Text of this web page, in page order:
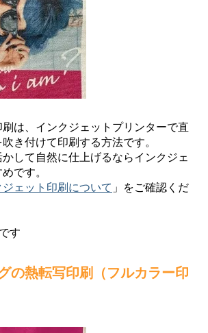
は、インクジェットプリンターで直
き付けて印刷する方法です。
して自然に仕上げるならインクジェ
です。
ジェット印刷について 」をご確認くだ
す
の熱転写印刷（フルカラー印